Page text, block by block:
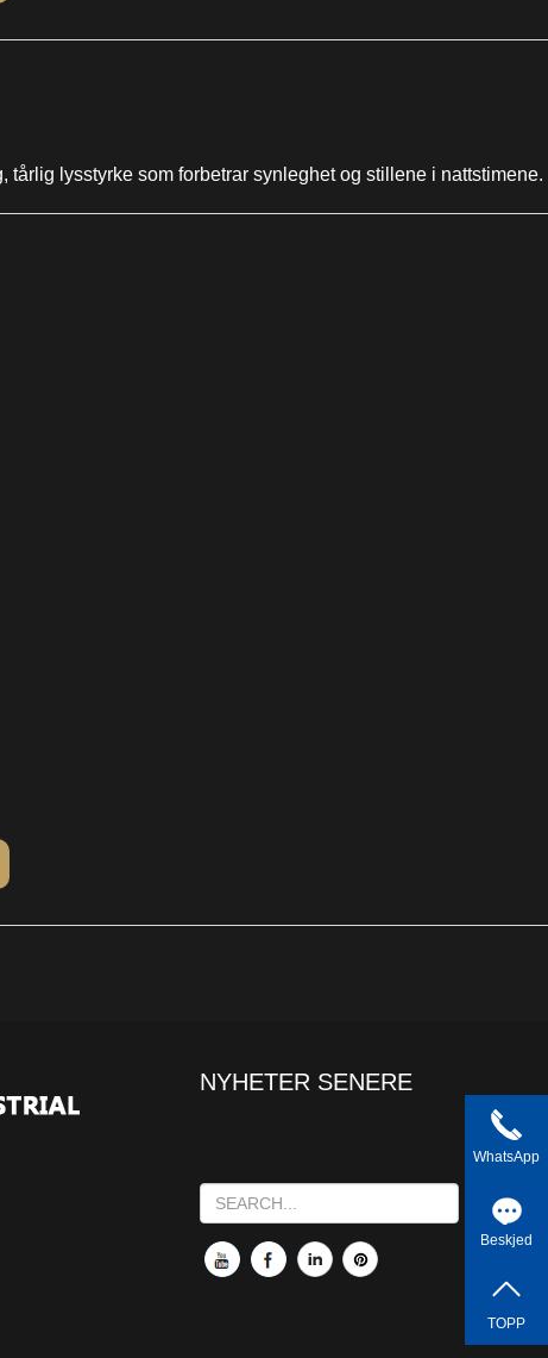
lysstyrke som forbetrar synleghet og stillene i nattstimene.
NYHETER SENERE
WhatsApp
Beskjed
TOPP